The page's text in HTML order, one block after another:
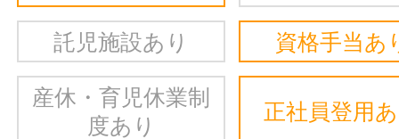
託児施設あり 資格手当あ
産休・育児休業制
度あり
正社員登用